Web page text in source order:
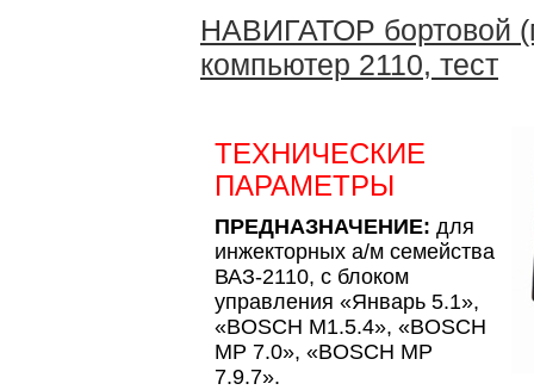
НАВИГАТОР бортовой
компьютер 2110, тест
ТЕХНИЧЕСКИЕ
ПАРАМЕТРЫ
ПРЕДНАЗНАЧЕНИЕ: для
инжекторных а/м семейства
ВАЗ-2110, с блоком
управления «Январь 5.1»,
«BOSCH M1.5.4», «BOSСH
MP 7.0», «BOSСH MP
7.9.7».